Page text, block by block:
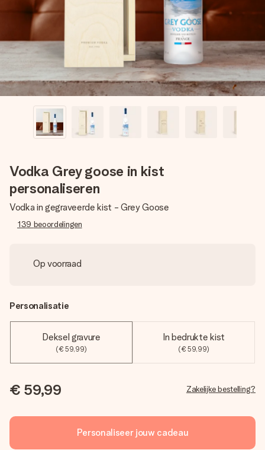
jullie foto of een boodschap die raakt. Zonder gedoe, maar
met alle aandacht voor het moment.
Vodka Grey goose in kist
personaliseren
Vodka in gegraveerde kist - Grey Goose
139 beoordelingen
Op voorraad
Personalisatie
Deksel gravure
(€ 59,99)
In bedrukte kist
(€ 59,99)
€ 59,99 Zakelijke bestelling?
Personaliseer jouw cadeau